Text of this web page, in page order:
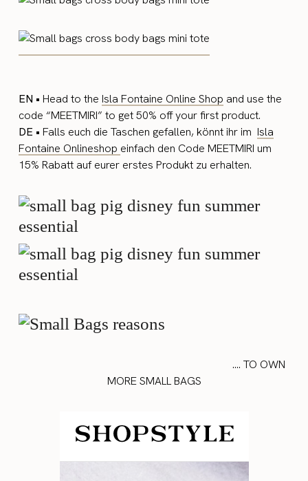
EN •Head to theIsla Fontaine Online Shop and use the
code “MEETMIRI” to get 50% off your first product.
DE •Falls euch die Taschen gefallen, könnt ihr imIsla
Fontaine Onlineshop einfach den Code MEETMIRI um
15% Rabatt auf eurer erstes Produkt zu erhalten.
…. TO OWN
MORE SMALL BAGS